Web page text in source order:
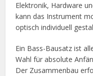
Elektronik, Hardware
kann das Instrument
optisch individuell
Ein Bass-Bausatz ist
Wahl für absolute
Der Zusammenbau